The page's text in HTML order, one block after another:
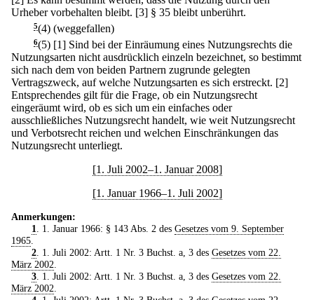
Urheber vorbehalten bleibt. [3] § 35 bleibt unberührt.
5(4) (weggefallen)
6(5) [1] Sind bei der Einräumung eines Nutzungsrechts die
Nutzungsarten nicht ausdrücklich einzeln bezeichnet, so bestimmt
sich nach dem von beiden Partnern zugrunde gelegten
Vertragszweck, auf welche Nutzungsarten es sich erstreckt. [2]
Entsprechendes gilt für die Frage, ob ein Nutzungsrecht
eingeräumt wird, ob es sich um ein einfaches oder
ausschließliches Nutzungsrecht handelt, wie weit Nutzungsrecht
und Verbotsrecht reichen und welchen Einschränkungen das
Nutzungsrecht unterliegt.
[1. Juli 2002–1. Januar 2008]
[1. Januar 1966–1. Juli 2002]
Anmerkungen:
1
. 1. Januar 1966: § 143 Abs. 2 des Gesetzes vom 9. September
1965
2. 1. Juli 2002: Artt. 1 Nr. 3 Buchst. a, 3 des Gesetzes vom 22.
März 2002
3. 1. Juli 2002: Artt. 1 Nr. 3 Buchst. a, 3 des Gesetzes vom 22.
März 2002